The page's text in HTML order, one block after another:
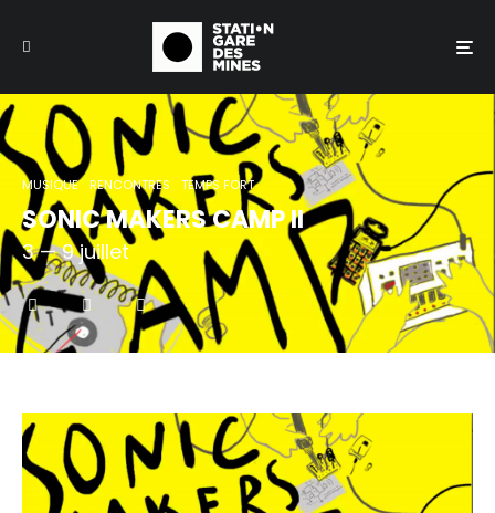
MUSIQUE RENCONTRES TEMPS FORT
SONIC MAKERS CAMP II
3 — 9 juillet